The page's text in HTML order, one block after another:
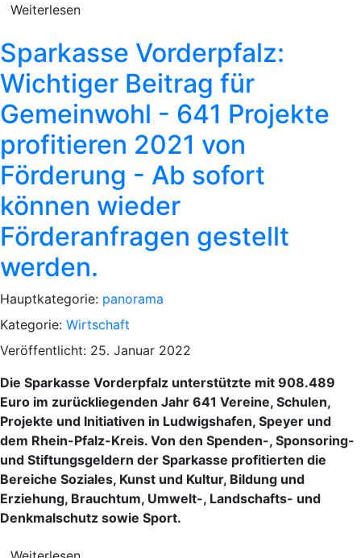
Weiterlesen
Sparkasse Vorderpfalz:
Wichtiger Beitrag für
Gemeinwohl - 641 Projekte
profitieren 2021 von
Förderung - Ab sofort
können wieder
Förderanfragen gestellt
werden.
Hauptkategorie: panorama
Kategorie: Wirtschaft
Veröffentlicht: 25. Januar 2022
Die Sparkasse Vorderpfalz unterstützte mit 908.489
Euro im zurückliegenden Jahr 641 Vereine, Schulen,
Projekte und Initiativen in Ludwigshafen, Speyer und
dem Rhein-Pfalz-Kreis. Von den Spenden-, Sponsoring-
und Stiftungsgeldern der Sparkasse profitierten die
Bereiche Soziales, Kunst und Kultur, Bildung und
Erziehung, Brauchtum, Umwelt-, Landschafts- und
Denkmalschutz sowie Sport.